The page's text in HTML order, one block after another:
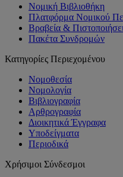
Νομική Βιβλιοθήκη
Πλατφόρμα Νομικού
Βραβεία &
Πακέτα Συνδρομών
Κατηγορίες Περιεχομένου
Νομοθεσία
Νομολογία
Βιβλιογραφία
Αρθρογραφία
Διοικητικά Έγγραφα
Υποδείγματα
Περιοδικά
Χρήσιμοι Σύνδεσμοι